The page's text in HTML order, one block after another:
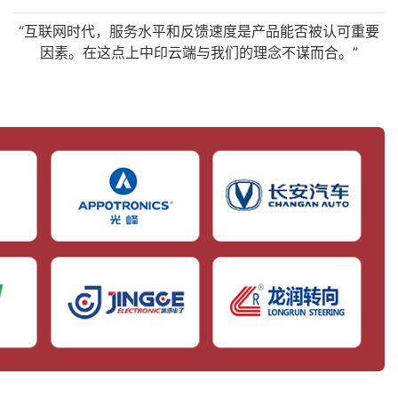
“互联网时代，服务水平和反馈速度是产品能否被认可重要
因素。在这点上中印云端与我们的理念不谋而合。”